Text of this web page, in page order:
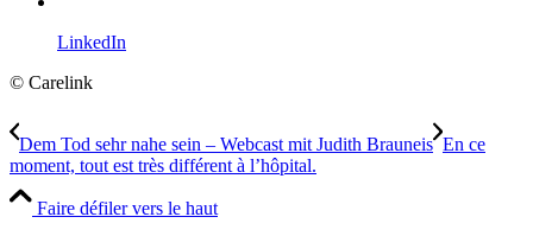
LinkedIn
© Carelink
Dem Tod sehr nahe sein – Webcast mit Judith Brauneis En ce
moment, tout est très différent à l’hôpital.
Faire défiler vers le haut